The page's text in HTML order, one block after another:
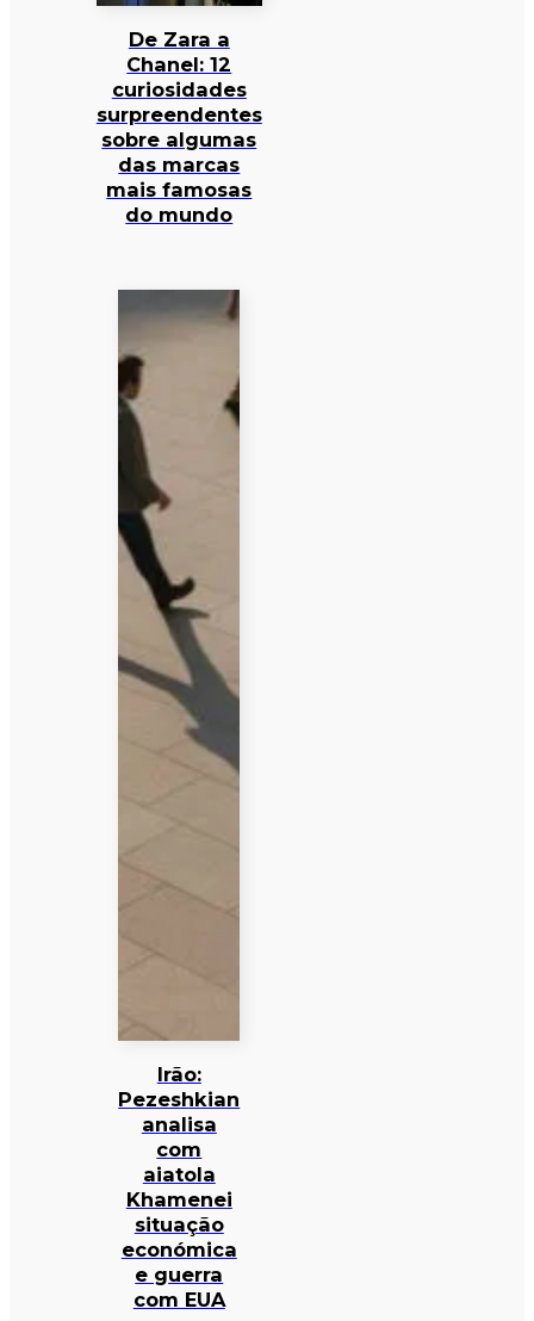
De Zara a
Chanel: 12
curiosidades
surpreendentes
sobre algumas
das marcas
mais famosas
do mundo
Irão:
Pezeshkian
analisa
com
aiatola
Khamenei
situação
económica
e guerra
com EUA